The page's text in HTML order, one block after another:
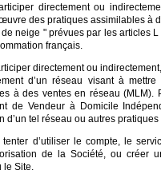
directement ou
des pratiques assimilables à
neige " prévues par les articles
français.
directement ou
d’un réseau visant à
à des ventes en réseau (MLM).
de Vendeur à Domicile
d’un tel réseau ou autres pratiques
d’utiliser le compte, le
de la Société, ou créer
Site.